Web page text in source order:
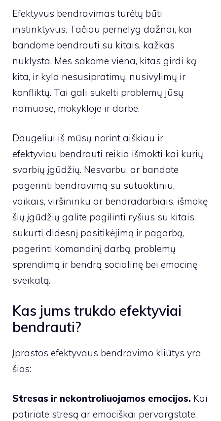
Efektyvus bendravimas turėtų būti
instinktyvus. Tačiau pernelyg dažnai, kai
bandome bendrauti su kitais, kažkas
nuklysta. Mes sakome viena, kitas girdi ką
kita, ir kyla nesusipratimų, nusivylimų ir
konfliktų. Tai gali sukelti problemų jūsų
namuose, mokykloje ir darbe.
Daugeliui iš mūsų norint aiškiau ir
efektyviau bendrauti reikia išmokti kai kurių
svarbių įgūdžių. Nesvarbu, ar bandote
pagerinti bendravimą su sutuoktiniu,
vaikais, viršininku ar bendradarbiais, išmokę
šių įgūdžių galite pagilinti ryšius su kitais,
sukurti didesnį pasitikėjimą ir pagarbą,
pagerinti komandinį darbą, problemų
sprendimą ir bendrą socialinę bei emocinę
sveikatą.
Kas jums trukdo efektyviai
bendrauti?
Įprastos efektyvaus bendravimo kliūtys yra
šios:
Stresas ir nekontroliuojamos emocijos. Kai
patiriate stresą ar emociškai pervargstate,